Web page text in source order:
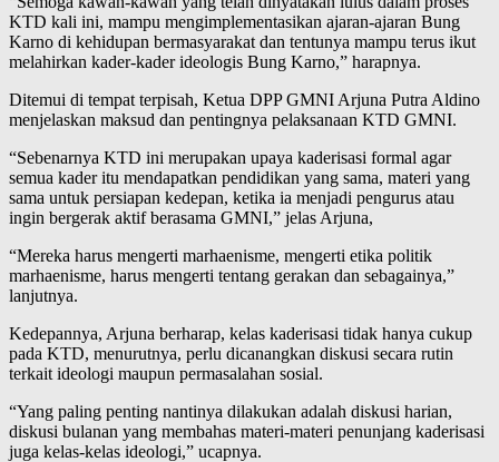
KTD kali ini, mampu mengimplementasikan ajaran-ajaran Bung
Karno di kehidupan bermasyarakat dan tentunya mampu terus ikut
melahirkan kader-kader ideologis Bung Karno,” harapnya.
Ditemui di tempat terpisah, Ketua DPP GMNI Arjuna Putra Aldino
menjelaskan maksud dan pentingnya pelaksanaan KTD GMNI.
“Sebenarnya KTD ini merupakan upaya kaderisasi formal agar
semua kader itu mendapatkan pendidikan yang sama, materi yang
sama untuk persiapan kedepan, ketika ia menjadi pengurus atau
ingin bergerak aktif berasama GMNI,” jelas Arjuna,
“Mereka harus mengerti marhaenisme, mengerti etika politik
marhaenisme, harus mengerti tentang gerakan dan sebagainya,”
lanjutnya.
Kedepannya, Arjuna berharap, kelas kaderisasi tidak hanya cukup
pada KTD, menurutnya, perlu dicanangkan diskusi secara rutin
terkait ideologi maupun permasalahan sosial.
“Yang paling penting nantinya dilakukan adalah diskusi harian,
diskusi bulanan yang membahas materi-materi penunjang kaderisasi
juga kelas-kelas ideologi,” ucapnya.